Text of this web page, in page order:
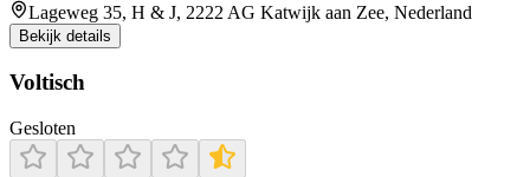
Lageweg 35, H & J, 2222 AG Katwijk aan Zee, Nederland
Bekijk details
Voltisch
Gesloten